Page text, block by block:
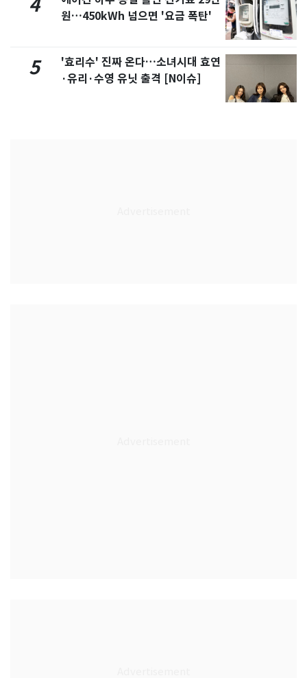
4
원…450kWh 넘으면 '요금 폭탄'
5
'효리수' 진짜 온다…소녀시대 효연
·유리·수영 유닛 출격 [N이슈]